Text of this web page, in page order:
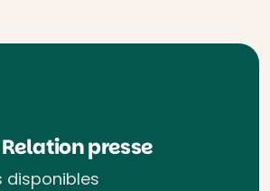
presse